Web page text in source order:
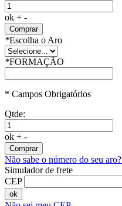
ok + -
Comprar
*Escolha o Aro
*FORMAÇÃO
* Campos Obrigatórios
Qtde:
ok + -
Comprar
Não sabe o número do seu aro?
Simulador de frete
CEP
ok